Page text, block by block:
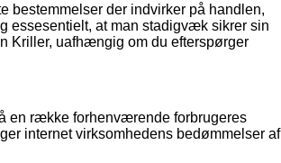
bestemmelser der indvirker på handlen,
essesentielt, at man stadigvæk sikrer sin
Kriller, uafhængig om du efterspørger
en række forhenværende forbrugeres
internet virksomhedens bedømmelser af